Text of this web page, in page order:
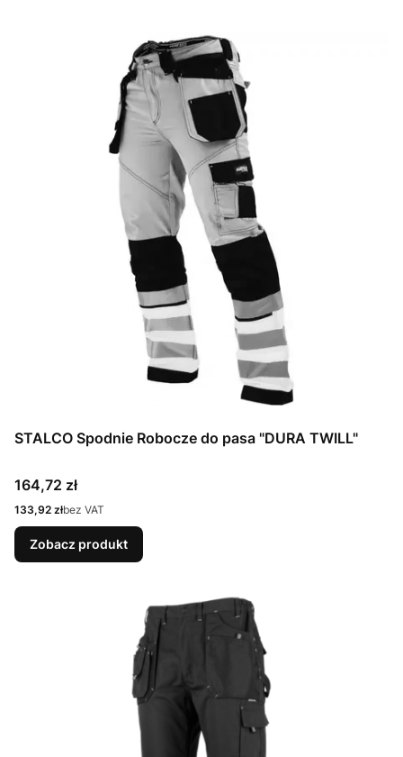
STALCO Spodnie Robocze do pasa "DURA TWILL"
Cena
164,72 zł
Cena
133,92 złbez VAT
Zobacz produkt